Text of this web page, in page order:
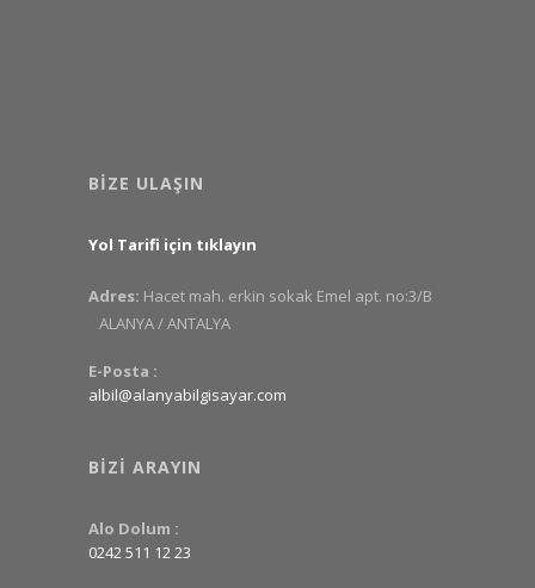
BIZE ULAŞIN
Yol Tarifi için tıklayın
Adres: Hacet mah. erkin sokak Emel apt. no:3/B
ALANYA / ANTALYA
E-Posta :
albil@alanyabilgisayar.com
BIZI ARAYIN
Alo Dolum :
0242 511 12 23